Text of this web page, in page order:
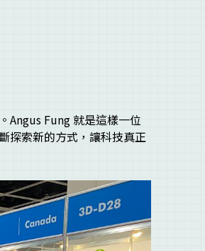
Angus Fung 就是這樣一位
探索新的方式，讓科技真正